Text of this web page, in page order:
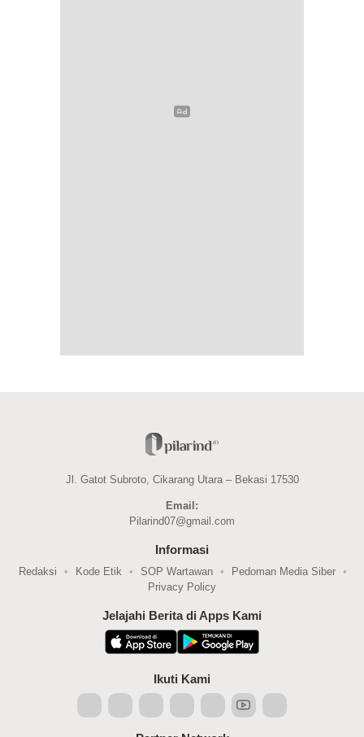
Jl. Gatot Subroto, Cikarang Utara – Bekasi 17530
Email:
Pilarind07@gmail.com
Informasi
Redaksi Kode Etik SOP Wartawan
Pedoman Media Siber
Privacy Policy
Jelajahi Berita di Apps Kami
Ikuti Kami